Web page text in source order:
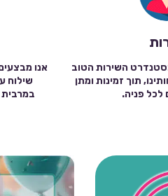
השירות הטוב
תוך זמינות ומתן
לכל פניה.
אנו